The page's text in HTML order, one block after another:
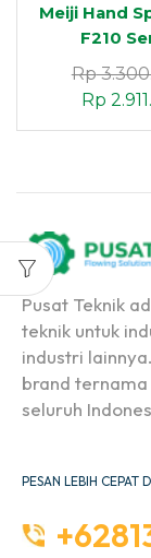
Meiji Hand
F210
Rp
Rp
Pusat Teknik
teknik untuk
industri
brand
seluruh
PESAN LEBIH CEPAT